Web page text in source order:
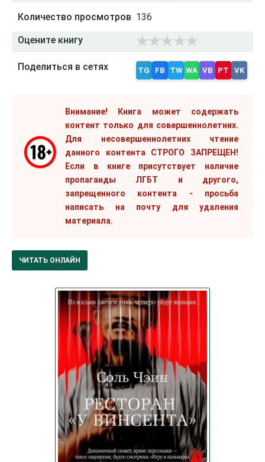
Количество просмотров 136
Оцените книгу
Поделиться в сетях TG FB TW WA VB PT VK
Внимание! Книга может содержать
контент только для совершеннолетних.
Для несовершеннолетних чтение
данного контента СТРОГО ЗАПРЕЩЕН!
Если в книге присутствует наличие
пропаганды ЛГБТ и другого,
запрещенного контента - просьба
написать на почту для удаления
материала.
ЧИТАТЬ ОНЛАЙН